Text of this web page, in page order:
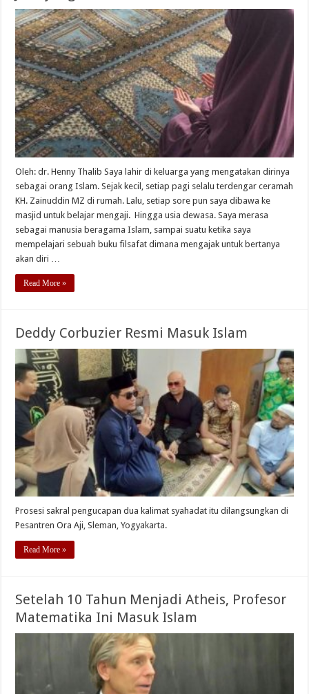
Oleh: dr. Henny Thalib Saya lahir di keluarga yang mengatakan dirinya
sebagai orang Islam. Sejak kecil, setiap pagi selalu terdengar ceramah
KH. Zainuddin MZ di rumah. Lalu, setiap sore pun saya dibawa ke
masjid untuk belajar mengaji. Hingga usia dewasa. Saya merasa
sebagai manusia beragama Islam, sampai suatu ketika saya
mempelajari sebuah buku filsafat dimana mengajak untuk bertanya
akan diri …
Read More »
Deddy Corbuzier Resmi Masuk Islam
Prosesi sakral pengucapan dua kalimat syahadat itu dilangsungkan di
Pesantren Ora Aji, Sleman, Yogyakarta.
Read More »
Setelah 10 Tahun Menjadi Atheis, Profesor
Matematika Ini Masuk Islam